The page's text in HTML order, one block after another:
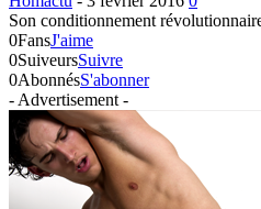
Son conditionnement
0FansJ'aime
0SuiveursSuivre
0AbonnésS'abonner
- Advertisement -